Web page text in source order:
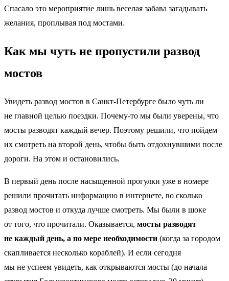
Спасало это мероприятие лишь веселая забава загадывать
желания, проплывая под мостами.
Как мы чуть не пропустили развод
мостов
Увидеть развод мостов в Санкт-Петербурге было чуть ли
не главной целью поездки. Почему-то мы были уверены, что
мосты разводят каждый вечер. Поэтому решили, что пойдем
их смотреть на второй день, чтобы быть отдохнувшими после
дороги. На этом и остановились.
В первый день после насыщенной прогулки уже в номере
решили прочитать информацию в интернете, во сколько
развод мостов и откуда лучше смотреть. Мы были в шоке
от того, что прочитали. Оказывается, мосты разводят
не каждый день, а по мере необходимости (когда за городом
скапливается несколько кораблей). И если сегодня
мы не успеем увидеть, как открываются мосты (до начала